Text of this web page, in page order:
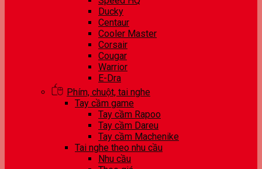
Ducky
Centaur
Cooler Master
Corsair
Cougar
Warrior
E-Dra
Phím, chuột, tai nghe
Tay cầm game
Tay cầm Rapoo
Tay cầm Dareu
Tay cầm Machenike
Tai nghe theo nhu cầu
Nhu cầu